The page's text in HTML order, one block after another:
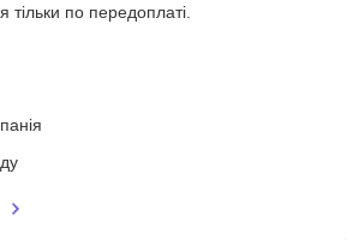
тільки по передоплаті.